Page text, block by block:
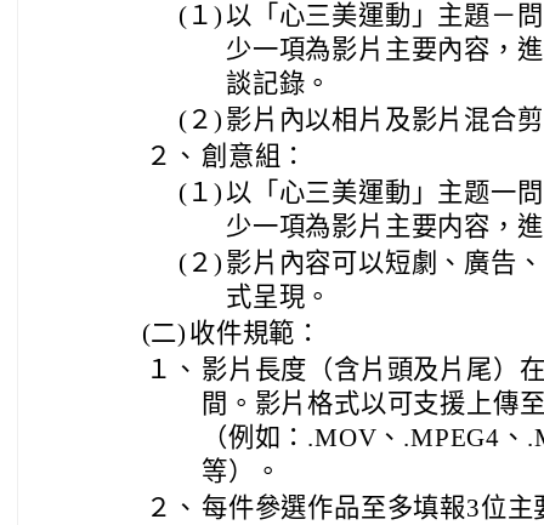
(１) 以「心三美運動」主題－
少一項為影片主要內容，
談記錄。
(２) 影片內以相片及影片混合
２、 創意組：
(１) 以「心三美運動」主题一
少一項為影片主要内容，
(２) 影片內容可以短劇、廣告
式呈現。
(二) 收件規範：
１、 影片長度（含片頭及片尾）
間。影片格式以可支援上傳
（例如：.MOV、.MPEG4
等）。
２、 每件參選作品至多填報3位